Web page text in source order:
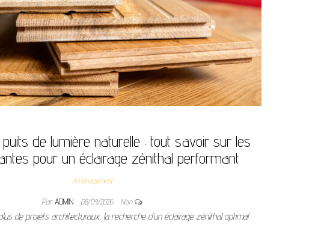
de lumière naturelle : tout savoir sur les
pour un éclairage zénithal performant
Aménagement
ParADMIN 08/04/2026 Non
de projets architecturaux, la recherche d’un éclairage zénithal optimal